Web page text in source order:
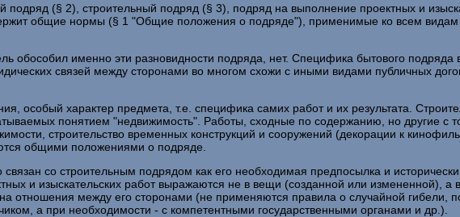
(§ 2), строительный подряд (§ 3), подряд на выполнение проектных и
общие нормы (§ 1 "Общие положения о подряде"), применимые ко всем
обособил именно эти разновидности подряда, нет. Специфика бытового подряда
связей между сторонами во многом схожи с иными видами публичных
особый характер предмета, т.е. специфика самих работ и их результата.
понятием "недвижимость". Работы, сходные по содержанию, но другие с
строительство временных конструкций и сооружений (декорации к
общими положениями о подряде.
со строительным подрядом как его необходимая предпосылка и
и изыскательских работ выражаются не в вещи (созданной или измененной),
отношения между его сторонами (не применяются правила о случайной гибели,
а при необходимости - с компетентными государственными органами и др.).